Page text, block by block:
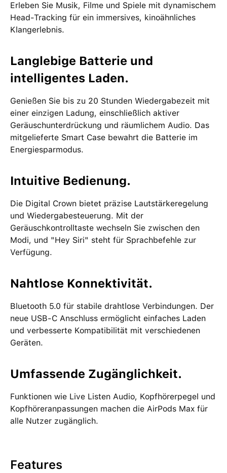
Erleben Sie Musik, Filme und Spiele mit dynamischem
Head-Tracking für ein immersives, kinoähnliches
Klangerlebnis.
Langlebige Batterie und
intelligentes Laden.
Genießen Sie bis zu 20 Stunden Wiedergabezeit mit
einer einzigen Ladung, einschließlich aktiver
Geräuschunterdrückung und räumlichem Audio. Das
mitgelieferte Smart Case bewahrt die Batterie im
Energiesparmodus.
Intuitive Bedienung.
Die Digital Crown bietet präzise Lautstärkeregelung
und Wiedergabesteuerung. Mit der
Geräuschkontrolltaste wechseln Sie zwischen den
Modi, und "Hey Siri" steht für Sprachbefehle zur
Verfügung.
Nahtlose Konnektivität.
Bluetooth 5.0 für stabile drahtlose Verbindungen. Der
neue USB-C Anschluss ermöglicht einfaches Laden
und verbesserte Kompatibilität mit verschiedenen
Geräten.
Umfassende Zugänglichkeit.
Funktionen wie Live Listen Audio, Kopfhörerpegel und
Kopfhöreranpassungen machen die AirPods Max für
alle Nutzer zugänglich.
Features